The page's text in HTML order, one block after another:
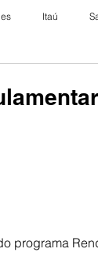
Itaú
programa